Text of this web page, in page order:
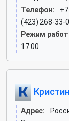
Телефон:
(423) 268-33-
Режим
17:00
Адрес: